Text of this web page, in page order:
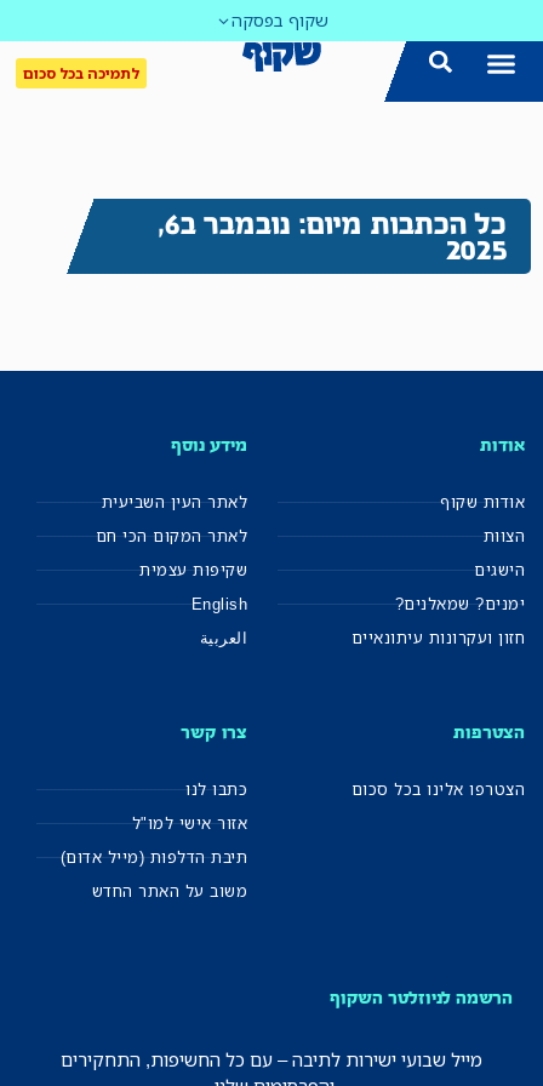
שקוף בפסקה
לתמיכה בכל סכום
כל הכתבות מיום: נובמבר ב6,
2025
אודות
אודות שקוף
הצוות
הישגים
ימנים? שמאלנים?
חזון ועקרונות עיתונאיים
מידע נוסף
לאתר העין השביעית
לאתר המקום הכי חם
שקיפות עצמית
English
العربية
הצטרפות
הצטרפו אלינו בכל סכום
צרו קשר
כתבו לנו
אזור אישי למו"ל
תיבת הדלפות (מייל אדום)
משוב על האתר החדש
הרשמה לניוזלטר השקוף
מייל שבועי ישירות לתיבה – עם כל החשיפות, התחקירים